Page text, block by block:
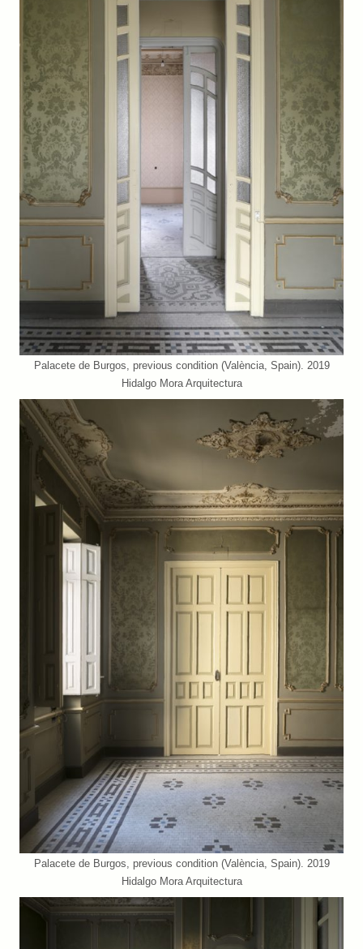
Palacete de Burgos, previous condition (València, Spain). 2019
Hidalgo Mora Arquitectura
Palacete de Burgos, previous condition (València, Spain). 2019
Hidalgo Mora Arquitectura